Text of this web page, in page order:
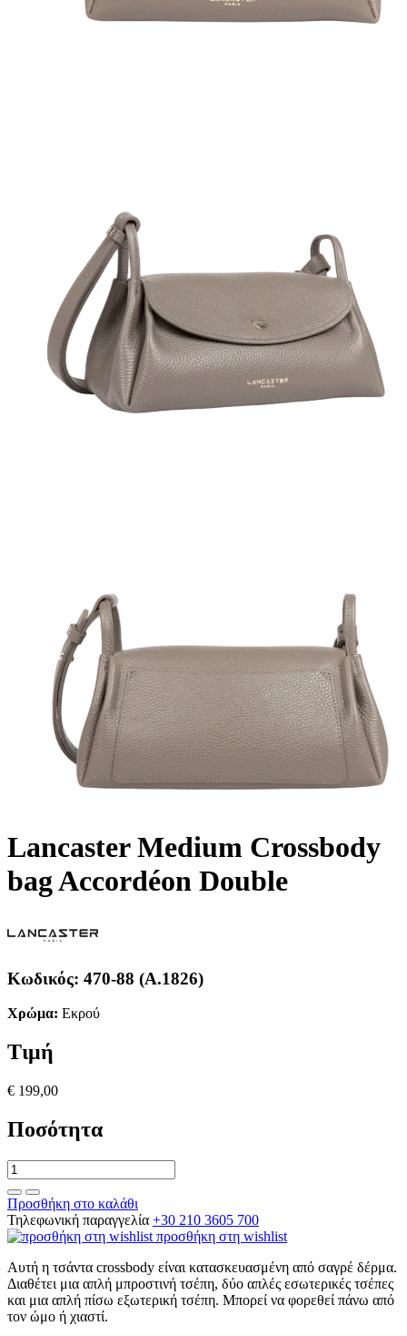
Lancaster Medium Crossbody
bag Accordéon Double
Κωδικός: 470-88 (A.1826)
Χρώμα: Εκρού
Τιμή
€ 199,00
Ποσότητα
Προσθήκη στο καλάθι
Τηλεφωνική παραγγελία +30 210 3605 700
προσθήκη στη wishlist
Αυτή η τσάντα crossbody είναι κατασκευασμένη από σαγρέ δέρμα.
Διαθέτει μια απλή μπροστινή τσέπη, δύο απλές εσωτερικές τσέπες
και μια απλή πίσω εξωτερική τσέπη. Μπορεί να φορεθεί πάνω από
τον ώμο ή χιαστί.